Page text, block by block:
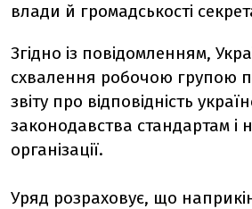
влади й громадськості
Згідно із повідомленням,
схвалення робочою групою
звіту про відповідність
законодавства стандартам і
організації.
Уряд розраховує, що